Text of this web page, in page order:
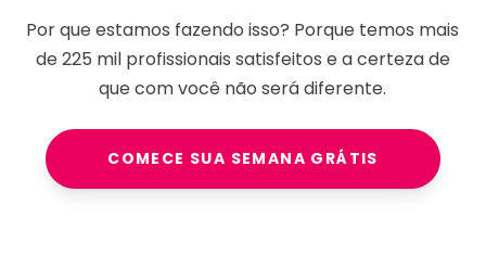
Por que estamos fazendo isso? Porque temos mais
de225 milprofissionais satisfeitos e a certeza de
que com você não será diferente.
COMECE SUA SEMANA GRÁTIS